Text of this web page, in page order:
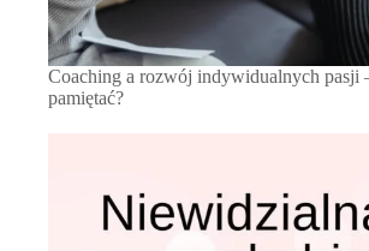
Coaching a rozwój indywidualnych pasji
pamiętać?